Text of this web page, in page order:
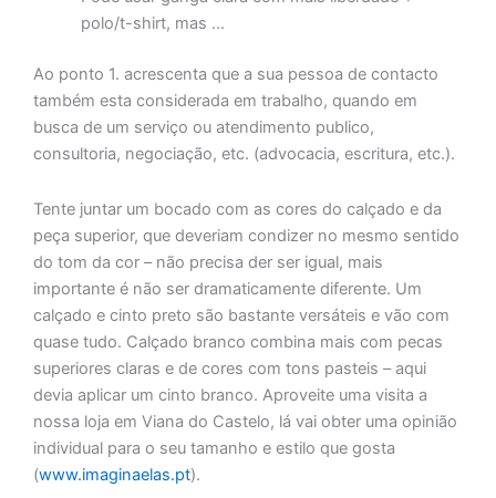
polo/t-shirt, mas …
Ao ponto 1. acrescenta que a sua pessoa de contacto
também esta considerada em trabalho, quando em
busca de um serviço ou atendimento publico,
consultoria, negociação, etc. (advocacia, escritura, etc.).
Tente juntar um bocado com as cores do calçado e da
peça superior, que deveriam condizer no mesmo sentido
do tom da cor – não precisa der ser igual, mais
importante é não ser dramaticamente diferente. Um
calçado e cinto preto são bastante versáteis e vão com
quase tudo. Calçado branco combina mais com pecas
superiores claras e de cores com tons pasteis – aqui
devia aplicar um cinto branco. Aproveite uma visita a
nossa loja em Viana do Castelo, lá vai obter uma opinião
individual para o seu tamanho e estilo que gosta
(www.imaginaelas.pt).